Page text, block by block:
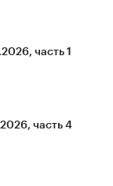
часть 1
часть 4